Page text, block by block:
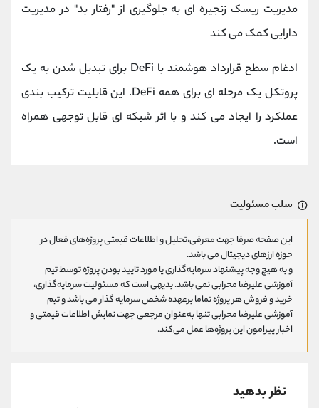
مدیریت ریسک زنجیره ای به جلوگیری از "رفتار بد" در مدیریت
دارایی کمک می کند
ادغام سطح قرارداد هوشمند با DeFi برای تبدیل شدن به یک
پروتکل یک مرحله ای برای همه DeFi. این قابلیت ترکیب بندی
عملکرد را ایجاد می کند و با اثر شبکه ای قابل توجهی همراه
است.
سلب مسئولیت
این صفحه صرفا جهت معرفی،تحلیل و اطلاعات قیمتی پروژه‌های فعال در
حوزه ارزهای دیجیتال می باشد.
و به هیچ وجه پیشنهاد سرمایه‌گذاری یا مورد تایید بودن پروژه توسط تیم
آموزشی علیرضا محرابی نمی باشد. بدیهی است که مسئولیت سرمایه‌گذاری،
خرید و فروش هر پروژه تماما برعهده شخص سرمایه گذار می باشد و تیم
آموزشی علیرضا محرابی تنها به‌عنوان مرجعی جهت نمایش اطلاعات قیمتی و
اخبار پیرامون این پروژه‌‌ها عمل می‌کند.
نظر بدهید